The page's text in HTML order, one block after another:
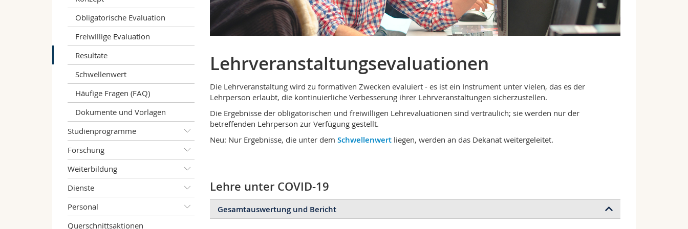
Obligatorische Evaluation
Freiwillige Evaluation
Resultate
Schwellenwert
Häufige Fragen (FAQ)
Dokumente und Vorlagen
Studienprogramme
Forschung
Weiterbildung
Dienste
Personal
Querschnittsaktionen
Lehrveranstaltungsevaluationen
Die Lehrveranstaltung wird zu formativen Zwecken evaluiert - es ist ein Instrument unter vielen, das es der
Lehrperson erlaubt, die kontinuierliche Verbesserung ihrer Lehrveranstaltungen sicherzustellen.
Die Ergebnisse der obligatorischen und freiwilligen Lehrevaluationen sind vertraulich; sie werden nur der
betreffenden Lehrperson zur Verfügung gestellt.
Neu: Nur Ergebnisse, die unter dem Schwellenwertliegen, werden an das Dekanat weitergeleitet.
Lehre unter COVID-19
Gesamtauswertung und Bericht